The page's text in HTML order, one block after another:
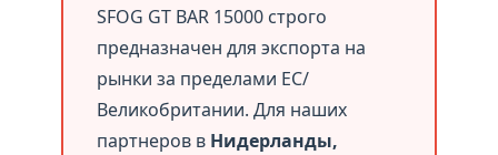
SFOG GT BAR 15000 строго
предназначен для экспорта на
рынки за пределами ЕС/
Великобритании. Для наших
партнеров в Нидерланды,